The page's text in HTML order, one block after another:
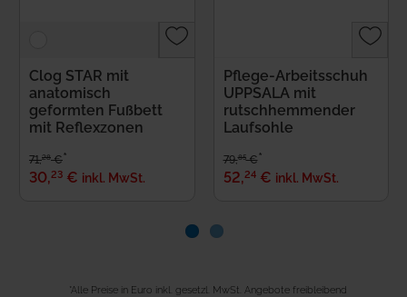
Clog STAR mit
anatomisch
geformten Fußbett
mit Reflexzonen
71,28€*
30,23 € inkl. MwSt.
Pflege-Arbeitsschuh
UPPSALA mit
rutschhemmender
Laufsohle
79,85€*
52,24€ inkl. MwSt.
*Alle Preise in Euro inkl. gesetzl. MwSt. Angebote freibleibend